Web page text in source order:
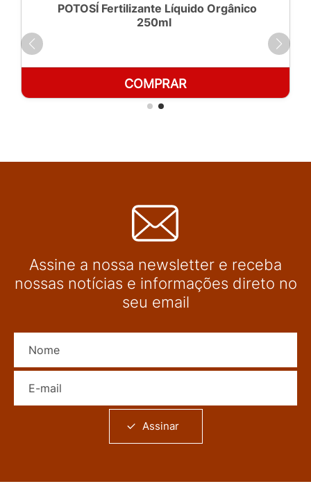
POTOSÍ Fertilizante Líquido Orgânico
250ml
COMPRAR
Assine a nossa newsletter e receba
nossas notícias e informações direto no
seu email
Assinar